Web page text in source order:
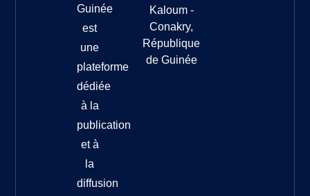
Guinée
est
une
plateforme
dédiée
à la
publication
et à
la
diffusion
Kaloum -
Conakry,
République
de Guinée